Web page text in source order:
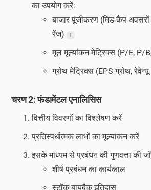
का उपयोग करें:
बाजार पूंजीकरण (मिड-कैप
रेंज)
1
मूल मूल्यांकन मेट्रिक्स (P/E, P/
ग्रोथ मेट्रिक्स (EPS ग्रोथ, रेवेन्यू
चरण 2: फंडामेंटल एनालिसिस
वित्तीय विवरणों का विश्लेषण करें
प्रतिस्पर्धात्मक लाभों का मूल्यांकन करें
इसके माध्यम से प्रबंधन की गुणवत्ता की
शीर्ष प्रबंधन का कार्यकाल
स्टॉक बायबैक इतिहास